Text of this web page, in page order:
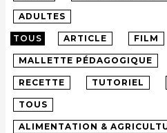
ADULTES
TOUS ARTICLE FILM
MALLETTE PÉDAGOGIQUE
RECETTE TUTORIEL
TOUS
ALIMENTATION &